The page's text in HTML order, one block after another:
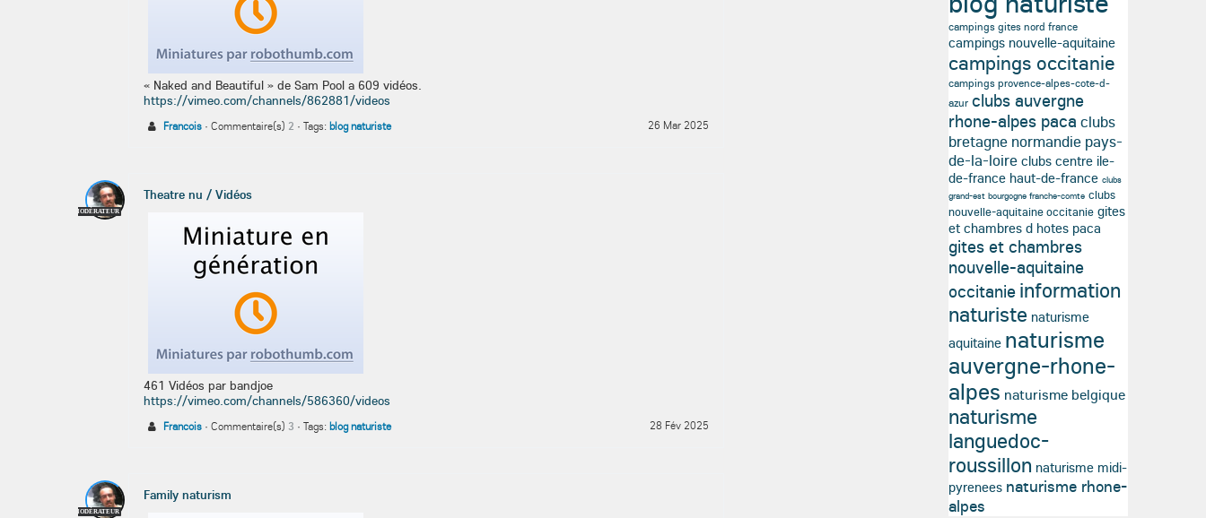
« Naked and Beautiful » de Sam Pool a 609 vidéos.
https://vimeo.com/channels/862881/videos
Francois 26 Mar 2025
· Commentaire(s) 2 · Tags:blog naturiste
MODÉRATEUR
Theatre nu / Vidéos
461 Vidéospar bandjoe
https://vimeo.com/channels/586360/videos
Francois 28 Fév 2025
· Commentaire(s)3 · Tags:blog naturiste
MODÉRATEUR
Family naturism
campings gites nord france
campings nouvelle-aquitaine
campings occitanie
campings provence-alpes-cote-d-
azur clubs auvergne
rhone-alpes paca clubs
bretagne normandie pays-
de-la-loire clubs centre ile-
de-france haut-de-france clubs
grand-est bourgogne franche-comte clubs
nouvelle-aquitaine occitanie gites
et chambres d hotes paca
gites et chambres
nouvelle-aquitaine
occitanie information
naturiste naturisme
aquitaine naturisme
auvergne-rhone-
alpes naturisme belgique
naturisme
languedoc-
roussillon naturisme midi-
pyrenees naturisme rhone-
alpes